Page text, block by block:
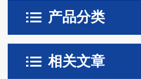
产品分类
相关文章